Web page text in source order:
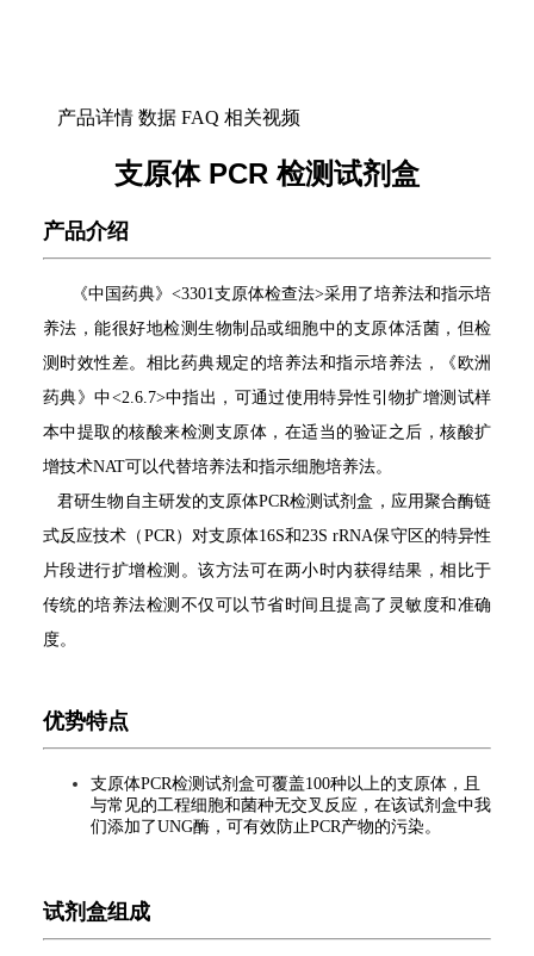
产品详情 数据 FAQ 相关视频
支原体 PCR 检测试剂盒
产品介绍
《中国药典》<3301支原体检查法>采用了培养法和指示培
养法，能很好地检测生物制品或细胞中的支原体活菌，但检
测时效性差。相比药典规定的培养法和指示培养法，《欧洲
药典》中<2.6.7>中指出，可通过使用特异性引物扩增测试样
本中提取的核酸来检测支原体，在适当的验证之后，核酸扩
增技术NAT可以代替培养法和指示细胞培养法。
君研生物自主研发的支原体PCR检测试剂盒，应用聚合酶链
式反应技术（PCR）对支原体16S和23S rRNA保守区的特异性
片段进行扩增检测。该方法可在两小时内获得结果，相比于
传统的培养法检测不仅可以节省时间且提高了灵敏度和准确
度。
优势特点
支原体PCR检测试剂盒可覆盖100种以上的支原体，且
与常见的工程细胞和菌种无交叉反应，在该试剂盒中我
们添加了UNG酶，可有效防止PCR产物的污染。
试剂盒组成